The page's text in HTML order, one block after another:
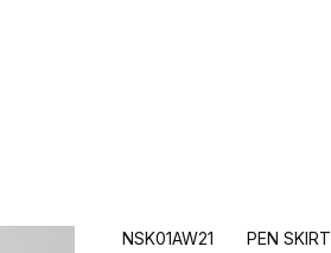
NSK01AW21 PEN SKIRT